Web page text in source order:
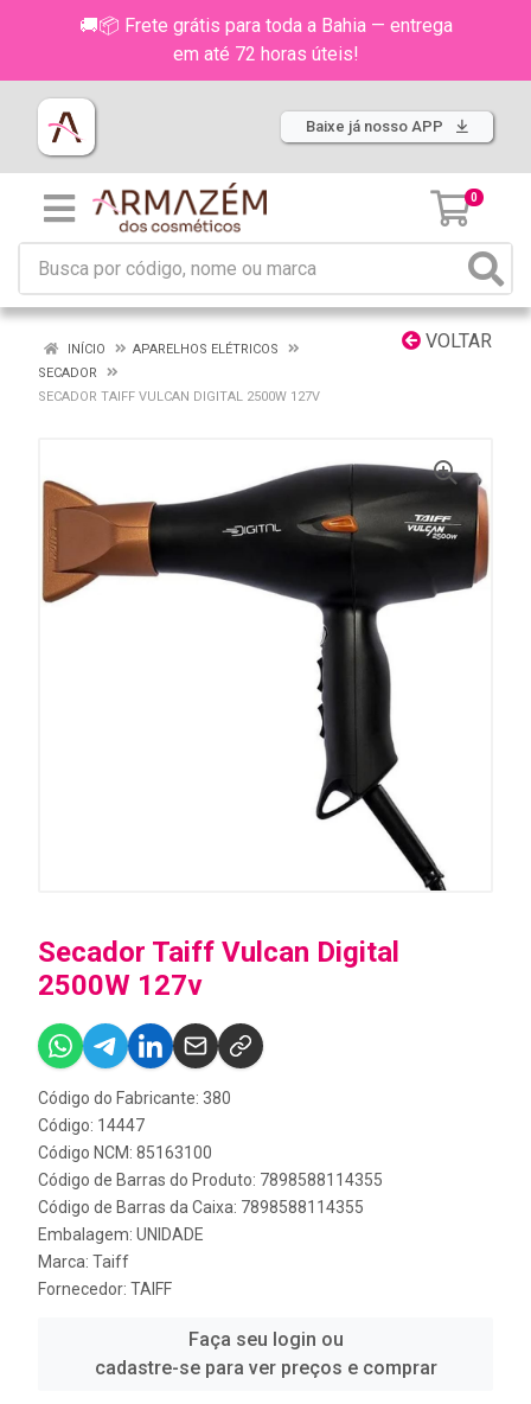
🚚📦 Frete grátis para toda a Bahia — entrega
em até 72 horas úteis!
Baixe já nosso APP
0
VOLTAR
INÍCIO
APARELHOS ELÉTRICOS
SECADOR
SECADOR TAIFF VULCAN DIGITAL 2500W 127V
Secador Taiff Vulcan Digital
2500W 127v
Código do Fabricante: 380
Código: 14447
Código NCM: 85163100
Código de Barras do Produto: 7898588114355
Código de Barras da Caixa: 7898588114355
Embalagem: UNIDADE
Marca: Taiff
Fornecedor: TAIFF
Faça seu login ou
cadastre-se para ver preços e comprar